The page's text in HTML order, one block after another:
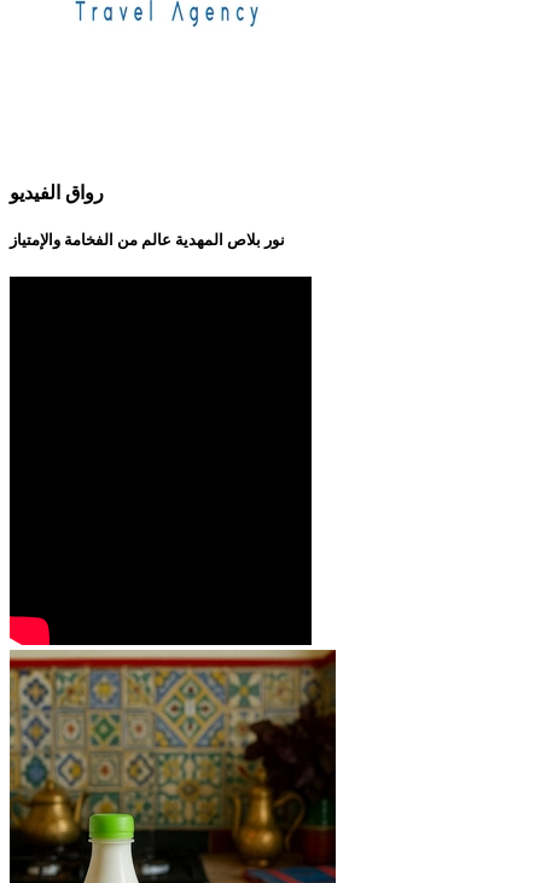
رواق الفيديو
نور بلاص المهدية عالم من الفخامة والإمتياز